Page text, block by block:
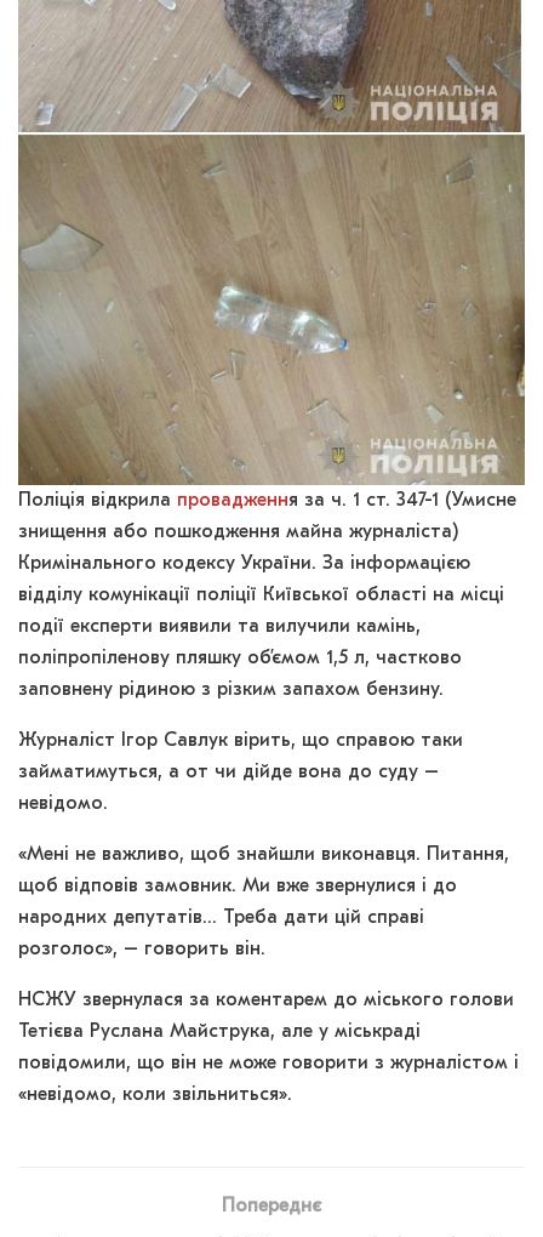
Поліція відкрила провадження за ч. 1 ст. 347-1 (Умисне
знищення або пошкодження майна журналіста)
Кримінального кодексу України. За інформацією
відділу комунікації поліції Київської області на місці
події експерти виявили та вилучили камінь,
поліпропіленову пляшку об’ємом 1,5 л, частково
заповнену рідиною з різким запахом бензину.
Журналіст Ігор Савлук вірить, що справою таки
займатимуться, а от чи дійде вона до суду –
невідомо.
«Мені не важливо, щоб знайшли виконавця. Питання,
щоб відповів замовник. Ми вже звернулися і до
народних депутатів… Треба дати цій справі
розголос», – говорить він.
НСЖУ звернулася за коментарем до міського голови
Тетієва Руслана Майструка, але у міськраді
повідомили, що він не може говорити з журналістом і
«невідомо, коли звільниться».
Попереднє